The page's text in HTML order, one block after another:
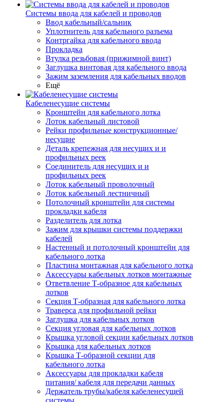
Системы ввода для кабелей и проводов
Ввод кабельный/сальник
Уплотнитель для кабельного разъема
Контргайка для кабельного ввода
Прокладка
Втулка резьбовая (прижимной винт)
Заглушка винтовая для кабельного ввода
Зажим заземления для кабельных вводов
Ещё
Кабеленесущие системы
Кронштейн для кабельного лотка
Лоток кабельный листовой
Рейки профильные конструкционные/
несущие
Деталь крепежная для несущих и и
профильных реек
Соединитель для несущих и и
профильных реек
Лоток кабельный проволочный
Лоток кабельный лестничный
Потолочный кронштейн для системы
прокладки кабеля
Разделитель для лотка
Зажим для крышки системы поддержки
кабелей
Настенный и потолочный кронштейн для
кабельного лотка
Пластина монтажная для кабельного лотка
Аксессуары кабельных лотков монтажные
Ответвление Т-образное для кабельных
лотков
Секция Т-образная для кабельного лотка
Траверса для профильной рейки
Заглушка для кабельных лотков
Секция угловая для кабельных лотков
Крышка угловой секции кабельных лотков
Крышка для кабельных лотков
Крышка Т-образной секции для
кабельного лотка
Аксессуары для прокладки кабеля
питания/ кабеля для передачи данных
Держатель трубы/кабеля кабеленесущей
системы